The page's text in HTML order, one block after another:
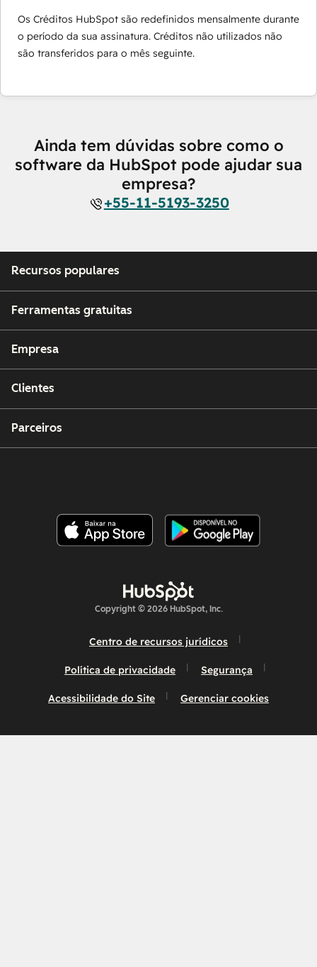
Os Créditos HubSpot são redefinidos mensalmente durante
o período da sua assinatura. Créditos não utilizados não
são transferidos para o mês seguinte.
Ainda tem dúvidas sobre como o
software da HubSpot pode ajudar sua
empresa?
+55-11-5193-3250
Recursos populares
Ferramentas gratuitas
Empresa
Clientes
Parceiros
Copyright © 2026 HubSpot, Inc.
Centro de recursos jurídicos
Política de privacidade Segurança
Acessibilidade do Site Gerenciar cookies